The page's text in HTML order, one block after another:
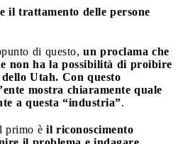
il trattamento delle persone
di questo, un proclama che
non ha la possibilità di proibire
Utah. Con questo
mostra chiaramente quale
a questa “industria”.
primo è il riconoscimento